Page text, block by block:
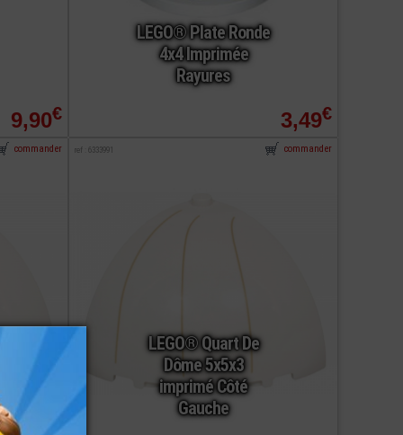
9,90€
LEGO® Plate Ronde
4x4 Imprimée
Rayures
3,49€
commander
LEGO® Quart De
Dôme 5x5x3
imprimé Côté
Gauche
ref : 6333991 commander